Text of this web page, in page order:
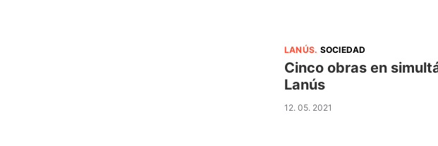
LANÚS. SOCIEDAD
Cinco obras en
Lanús
12. 05. 2021